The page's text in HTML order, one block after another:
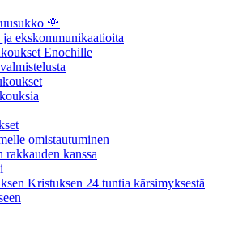
🌹
ekskommunikaatioita
Enochille
omistautuminen
kanssa
Kristuksen 24 tuntia kärsimyksestä